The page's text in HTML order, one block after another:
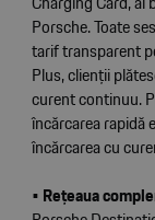
Porsche. Toate
tarif transparent
Plus, clienții
curent continuu.
încărcarea rapidă
încărcarea cu
• Rețeaua